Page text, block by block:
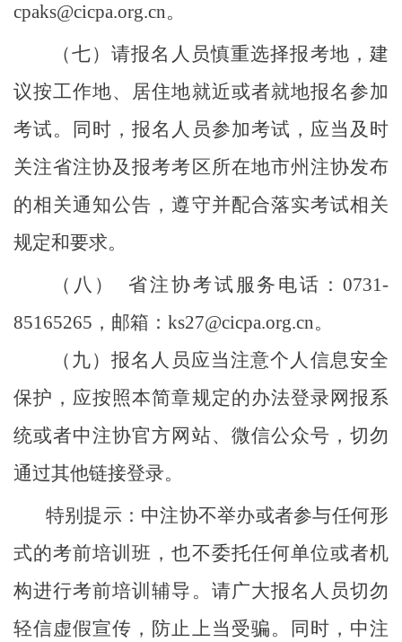
cpaks@cicpa.org.cn。
（七）请报名人员慎重选择报考地，建
议按工作地、居住地就近或者就地报名参加
考试。同时，报名人员参加考试，应当及时
关注省注协及报考考区所在地市州注协发布
的相关通知公告，遵守并配合落实考试相关
规定和要求。
（八）
省注协考试服务电话：0731-
85165265，邮箱：ks27@cicpa.org.cn。
（九）报名人员应当注意个人信息安全
保护，应按照本简章规定的办法登录网报系
统或者中注协官方网站、微信公众号，切勿
通过其他链接登录。
特别提示：中注协不举办或者参与任何形
式的考前培训班，也不委托任何单位或者机
构进行考前培训辅导。请广大报名人员切勿
轻信虚假宣传，防止上当受骗。
同时，中注